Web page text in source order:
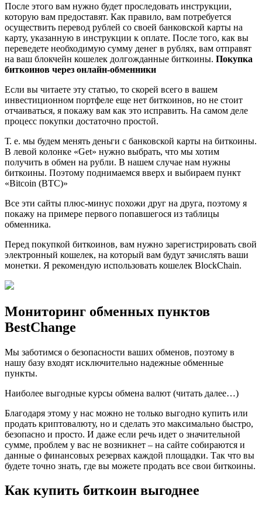
После этого вам нужно будет проследовать инструкции,
которую вам предоставят. Как правило, вам потребуется
осуществить перевод рублей со своей банковской карты на
карту, указанную в инструкции к оплате. После того, как вы
переведете необходимую сумму денег в рублях, вам отправят
на ваш блокчейн кошелек долгожданные биткоины. Покупка
биткоинов через онлайн-обменники
Если вы читаете эту статью, то скорей всего в вашем
инвестиционном портфеле еще нет биткоинов, но не стоит
отчаиваться, я покажу вам как это исправить. На самом деле
процесс покупки достаточно простой.
Т. е. мы будем менять деньги с банковской карты на биткоины.
В левой колонке «Get» нужно выбрать, что мы хотим
получить в обмен на рубли. В нашем случае нам нужны
биткоины. Поэтому поднимаемся вверх и выбираем пункт
«Bitcoin (BTC)»
Все эти сайты плюс-минус похожи друг на друга, поэтому я
покажу на примере первого попавшегося из таблицы
обменника.
Перед покупкой биткоинов, вам нужно зарегистрировать свой
электронный кошелек, на который вам будут зачислять ваши
монетки. Я рекомендую использовать кошелек BlockChain.
Мониторинг обменных пунктов
BestChange
Мы заботимся о безопасности ваших обменов, поэтому в
нашу базу входят исключительно надежные обменные
пункты.
Наиболее выгодные курсы обмена валют (читать далее…)
Благодаря этому у нас можно не только выгодно купить или
продать криптовалюту, но и сделать это максимально быстро,
безопасно и просто. И даже если речь идет о значительной
сумме, проблем у вас не возникнет – на сайте собираются и
данные о финансовых резервах каждой площадки. Так что вы
будете точно знать, где вы можете продать все свои биткоины.
Как купить биткоин выгоднее